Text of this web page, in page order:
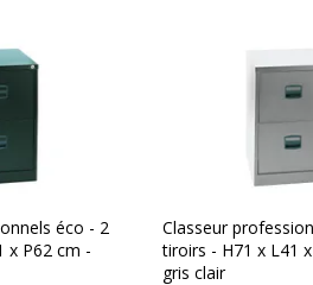
éco - 2
x P62 cm -
Classeur
tiroirs - H71 x L41
gris clair